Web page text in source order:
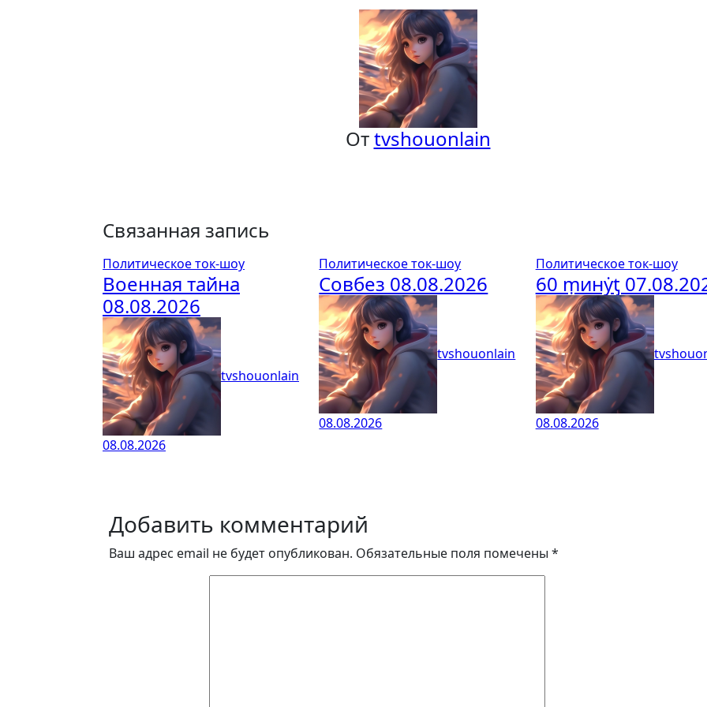
Отtvshouonlain
Связанная запись
Политическое ток-шоу
Военная тайна
08.08.2026
tvshouonlain
08.08.2026
Политическое ток-шоу
Совбез 08.08.2026
tvshouonlain
08.08.2026
Политическое ток-шоу
60 ṃинẏƫ
08.08.2026
Добавить комментарий
Ваш адрес email не будет опубликован. Обязательные поля помечены *